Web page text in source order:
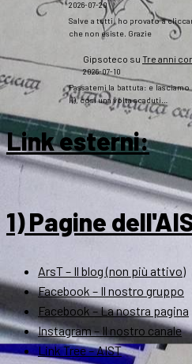
2026-07-20
Salve a tutti, ho provato a
che non esiste. Grazie
Gipsoteco su Tre anni
2026-07-10
Passatemi la battuta: e
lì), così una volta scaduti…
Link esterni:
1) Pagine
ArsT – Il blog (non più attivo)
Facebook – Il nostro gruppo
Facebook – La nostra pagina
Instagram – Il nostro canale
Link Tree – AIST